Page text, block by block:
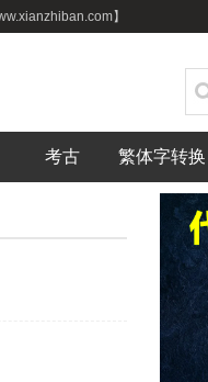
】
考古 繁体字转换